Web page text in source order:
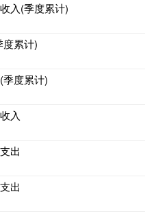
入(季度累计)
累计)
度累计)
入
出
出